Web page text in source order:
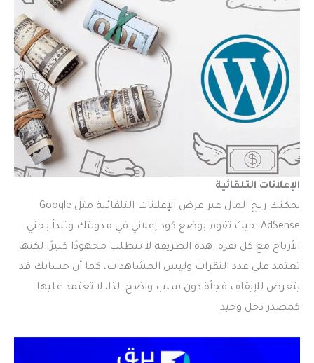
الإعلانات التلقائية
يمكنك ربح المال عبر عرض الإعلانات التلقائية مثل Google
AdSense، حيث تقوم بوضع كود إعلاني في مدونتك وتبدأ بجني
الأرباح مع كل نقرة. هذه الطريقة لا تتطلب مجهودًا كبيرًا لكنها
تعتمد على عدد النقرات وليس المشاهدات، كما أن حسابك قد
يتعرض للإيقاف فجأة دون سبب واضح. لذا، لا تعتمد عليها
كمصدر دخل وحيد.